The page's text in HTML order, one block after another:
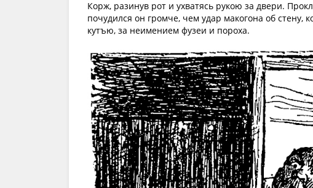
Корж, разинув рот и ухватясь рукою за двери.
почудился он громче, чем удар макогона об
кутъю, за неимением фузеи и пороха.